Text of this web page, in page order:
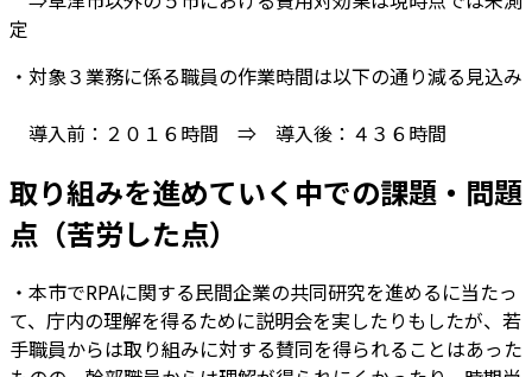
定
・対象３業務に係る職員の作業時間は以下の通り減る見込み
導入前：２０１６時間 ⇒ 導入後：４３６時間
取り組みを進めていく中での課題・問題
点（苦労した点）
・本市でRPAに関する民間企業の共同研究を進めるに当たっ
て、庁内の理解を得るために説明会を実したりもしたが、若
手職員からは取り組みに対する賛同を得られることはあった